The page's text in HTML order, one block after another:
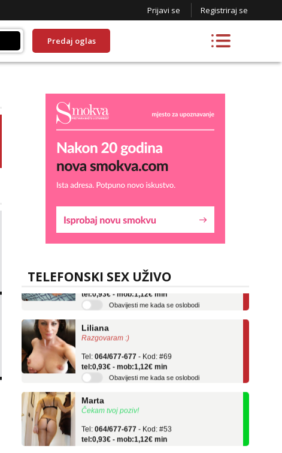
Prijavi se Registriraj se
Predaj oglas
TELEFONSKI SEX UŽIVO
Lucija
Tel: 064/677-677 - Kod: #136
tel:0,93€ - mob:1,12€ min
Obavijesti me kada se oslobodi
Razgovaram :)
064/677-677
tel:0,93€ - mob:1,12€ min
Obavijesti me kada se oslobodi
Čekam tvoj poziv!
064/677-677
tel:0,93€ - mob:1,12€ min